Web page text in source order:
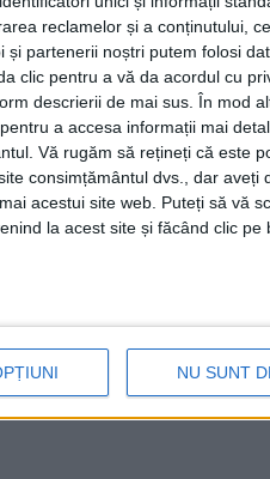
reclamelor și a conținutului,
și partenerii noștri putem folosi
clic pentru a vă da acordul cu
descrierii de mai sus. În mod
a accesa informații mai
Vă rugăm să rețineți că este
consimțământul dvs., dar
acestui site web. Puteți să vă
la acest site și făcând clic
NU SUNT